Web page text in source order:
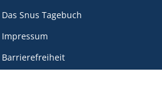
Das Snus Tagebuch
Impressum
Barrierefreiheit